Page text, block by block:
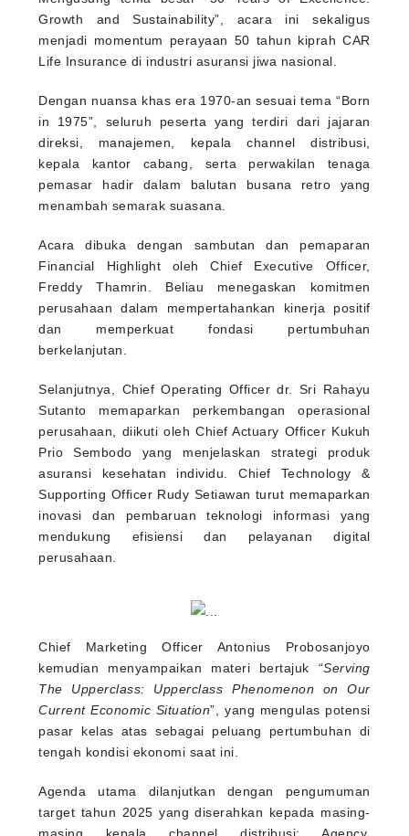
Growth and Sustainability”, acara ini sekaligus
menjadi momentum perayaan 50 tahun kiprah CAR
Life Insurance di industri asuransi jiwa nasional.
Dengan nuansa khas era 1970-an sesuai tema “Born
in 1975”, seluruh peserta yang terdiri dari jajaran
direksi, manajemen, kepala channel distribusi,
kepala kantor cabang, serta perwakilan tenaga
pemasar hadir dalam balutan busana retro yang
menambah semarak suasana.
Acara dibuka dengan sambutan dan pemaparan
Financial Highlight oleh Chief Executive Officer,
Freddy Thamrin. Beliau menegaskan komitmen
perusahaan dalam mempertahankan kinerja positif
dan memperkuat fondasi pertumbuhan
berkelanjutan.
Selanjutnya, Chief Operating Officer dr. Sri Rahayu
Sutanto memaparkan perkembangan operasional
perusahaan, diikuti oleh Chief Actuary Officer Kukuh
Prio Sembodo yang menjelaskan strategi produk
asuransi kesehatan individu. Chief Technology &
Supporting Officer Rudy Setiawan turut memaparkan
inovasi dan pembaruan teknologi informasi yang
mendukung efisiensi dan pelayanan digital
perusahaan.
Chief Marketing Officer Antonius Probosanjoyo
kemudian menyampaikan materi bertajuk “Serving
The Upperclass: Upperclass Phenomenon on Our
Current Economic Situation”, yang mengulas potensi
pasar kelas atas sebagai peluang pertumbuhan di
tengah kondisi ekonomi saat ini.
Agenda utama dilanjutkan dengan pengumuman
target tahun 2025 yang diserahkan kepada masing-
masing kepala channel distribusi: Agency,